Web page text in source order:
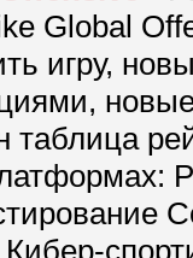
Global
игру,
таблица